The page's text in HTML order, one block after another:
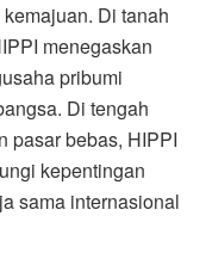
Di tanah
menegaskan
pribumi
Di tengah
pasar bebas, HIPPI
kepentingan
sama internasional